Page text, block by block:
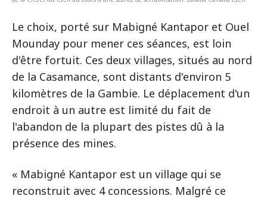
Le choix, porté sur Mabigné Kantapor et Ouel
Mounday pour mener ces séances, est loin
d'être fortuit. Ces deux villages, situés au nord
de la Casamance, sont distants d'environ 5
kilomètres de la Gambie. Le déplacement d'un
endroit à un autre est limité du fait de
l'abandon de la plupart des pistes dû à la
présence des mines.
« Mabigné Kantapor est un village qui se
reconstruit avec 4 concessions. Malgré ce